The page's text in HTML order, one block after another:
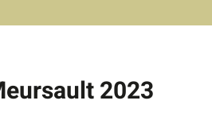
2023